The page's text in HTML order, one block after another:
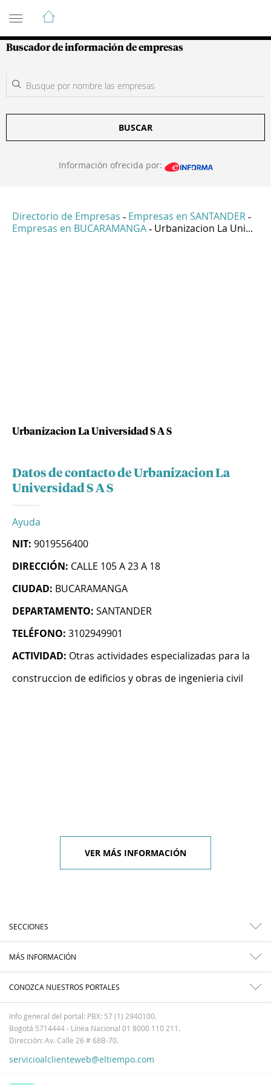
Guía de Empresas Colombianas
Buscador de información de empresas
BUSCAR
Información ofrecida por:
Directorio de Empresas - Empresas en SANTANDER -
Empresas en BUCARAMANGA - Urbanizacion La Uni...
Urbanizacion La Universidad S A S
Datos de contacto de Urbanizacion La
Universidad S A S
Ayuda
NIT: 9019556400
DIRECCIÓN: CALLE 105 A 23 A 18
CIUDAD: BUCARAMANGA
DEPARTAMENTO: SANTANDER
TELÉFONO: 3102949901
ACTIVIDAD: Otras actividades especializadas para la
construccion de edificios y obras de ingenieria civil
VER MÁS INFORMACIÓN
SECCIONES
MÁS INFORMACIÓN
CONOZCA NUESTROS PORTALES
Info general del portal: PBX: 57 (1) 2940100.
Bogotá 5714444 - Línea Nacional 01 8000 110 211.
Dirección: Av. Calle 26 # 68B-70.
servicioalclienteweb@eltiempo.com